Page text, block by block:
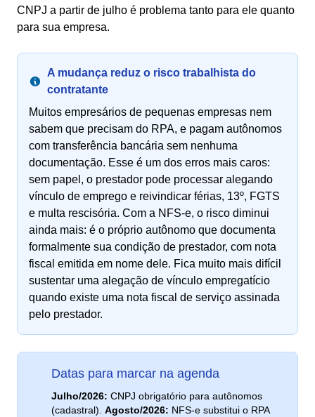
CNPJ a partir de julho é problema tanto para ele quanto
para sua empresa.
A mudança reduz o risco trabalhista do
contratante
Muitos empresários de pequenas empresas nem
sabem que precisam do RPA, e pagam autônomos
com transferência bancária sem nenhuma
documentação. Esse é um dos erros mais caros:
sem papel, o prestador pode processar alegando
vínculo de emprego e reivindicar férias, 13º, FGTS
e multa rescisória. Com a NFS-e, o risco diminui
ainda mais: é o próprio autônomo que documenta
formalmente sua condição de prestador, com nota
fiscal emitida em nome dele. Fica muito mais difícil
sustentar uma alegação de vínculo empregatício
quando existe uma nota fiscal de serviço assinada
pelo prestador.
Datas para marcar na agenda
Julho/2026: CNPJ obrigatório para autônomos
(cadastral). Agosto/2026: NFS-e substitui o RPA